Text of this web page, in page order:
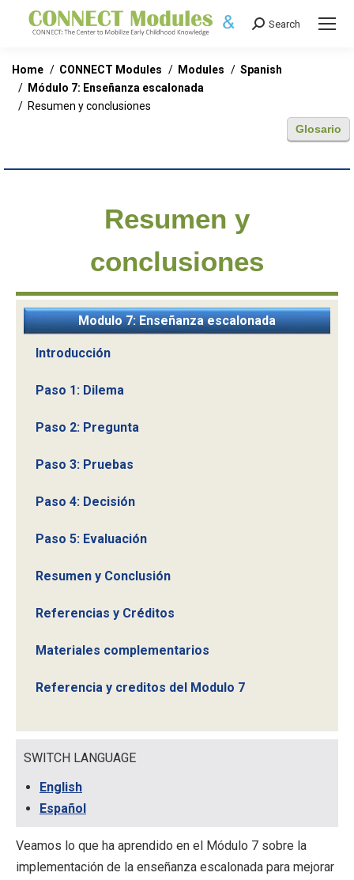
Search:
Search
You are here:
Home CONNECT Modules Modules
Spanish
Módulo 7: Enseñanza escalonada
Resumen y conclusiones
Glosario
Resumen y
conclusiones
Modulo 7: Enseñanza escalonada
Introducción
Paso 1: Dilema
Paso 2: Pregunta
Paso 3: Pruebas
Paso 4: Decisión
Paso 5: Evaluación
Resumen y Conclusión
Referencias y Créditos
Materiales complementarios
Referencia y creditos del Modulo 7
SWITCH LANGUAGE
English
Español
Veamos lo que ha aprendido en el Módulo 7 sobre la
implementación de la enseñanza escalonada para mejorar